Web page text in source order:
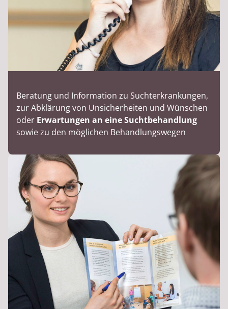
Beratung und Information zu Suchterkrankungen,
zur Abklärung von Unsicherheiten und Wünschen
oder Erwartungen an eine Suchtbehandlung
sowie zu den möglichen Behandlungswegen